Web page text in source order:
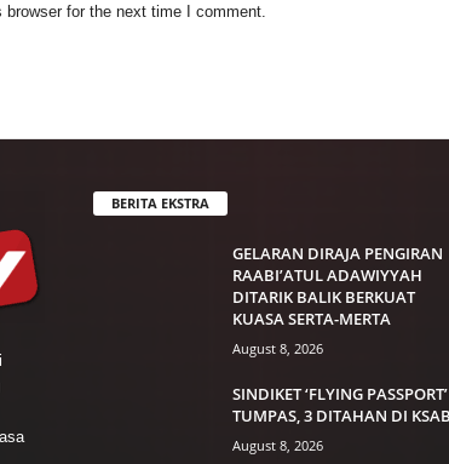
for the next time I comment.
BERITA EKSTRA
GELARAN DIRAJA PENGIRAN
RAABI’ATUL ADAWIYYAH
DITARIK BALIK BERKUAT
KUASA SERTA-MERTA
August 8, 2026
SINDIKET ‘FLYING PASSPORT’
TUMPAS, 3 DITAHAN DI KSAB
August 8, 2026